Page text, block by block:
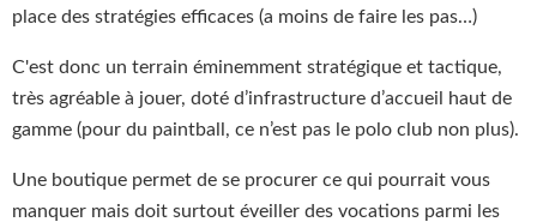
place des stratégies efficaces (a moins de faire les pas…)
C'est donc un terrain éminemment stratégique et tactique,
très agréable à jouer, doté d’infrastructure d’accueil haut de
gamme (pour du paintball, ce n’est pas le polo club non plus).
Une boutique permet de se procurer ce qui pourrait vous
manquer mais doit surtout éveiller des vocations parmi les